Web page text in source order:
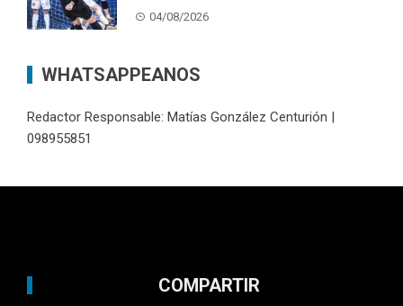
04/08/2026
WHATSAPPEANOS
Redactor Responsable: Matías González Centurión |
098955851
COMPARTIR